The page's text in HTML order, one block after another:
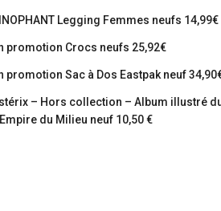
Legging Femmes neufs 14,99€
promotion Crocs neufs 25,92€
promotion Sac à Dos Eastpak neuf
– Hors collection – Album illustré
du Milieu neuf 10,50 €